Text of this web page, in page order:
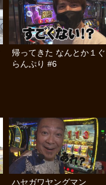
帰ってきた なんとか１ぐ
らんぷり #6
ハセガワヤングマン